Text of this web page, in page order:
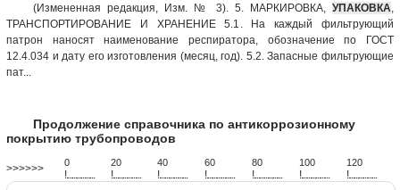
(Измененная редакция, Изм. № 3). 5. МАРКИРОВКА, УПАКОВКА
ТРАНСПОРТИРОВАНИЕ И ХРАНЕНИЕ 5.1. На каждый фильтрующий
патрон наносят наименование респиратора, обозначение по ГОСТ
12.4.034 и дату его изготовления (месяц, год). 5.2. Запасные фильтрующие
пат...
Продолжение справочника по антикоррозионному
покрытию трубопроводов
>>>>>> 0
!...................
20
!...................
40
!...................
60
!...................
80
!...................
100
!...................
120
!...................